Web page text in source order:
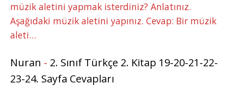
müzik aletini yapmak isterdiniz? Anlatınız.
Aşağıdaki müzik aletini yapınız. Cevap: Bir müzik
aleti…
Nuran - 2. Sınıf Türkçe 2. Kitap 19-20-21-22-
23-24. Sayfa Cevapları